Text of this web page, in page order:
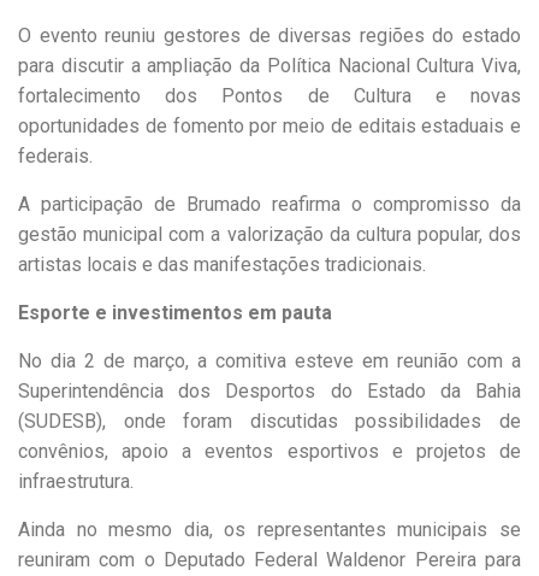
O evento reuniu gestores de diversas regiões do estado
para discutir a ampliação da Política Nacional Cultura Viva,
fortalecimento dos Pontos de Cultura e novas
oportunidades de fomento por meio de editais estaduais e
federais.
A participação de Brumado reafirma o compromisso da
gestão municipal com a valorização da cultura popular, dos
artistas locais e das manifestações tradicionais.
Esporte e investimentos em pauta
No dia 2 de março, a comitiva esteve em reunião com a
Superintendência dos Desportos do Estado da Bahia
(SUDESB), onde foram discutidas possibilidades de
convênios, apoio a eventos esportivos e projetos de
infraestrutura.
Ainda no mesmo dia, os representantes municipais se
reuniram com o Deputado Federal Waldenor Pereira para